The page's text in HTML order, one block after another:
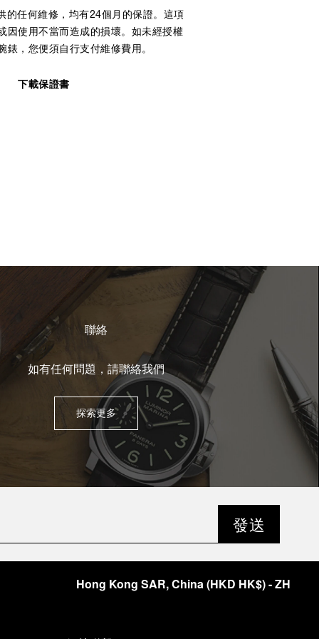
的任何維修，均有24個月的保證。這項
因使用不當而造成的損壞。如未經授權
錶，您便須自行支付維修費用。
下載保證書
聯絡
如有任何問題，請聯絡我們
探索更多
發送
Hong Kong SAR, China(HKD HK$)- ZH